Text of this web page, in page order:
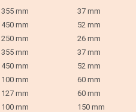
355 mm 37 mm
450 mm 52 mm
250 mm 26 mm
355 mm 37 mm
450 mm 52 mm
100 mm 60 mm
127 mm 60 mm
100 mm 150 mm